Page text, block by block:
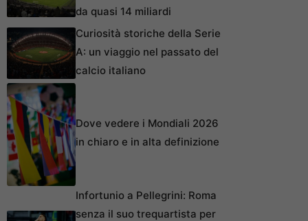
da quasi 14 miliardi
Curiosità storiche della Serie
A: un viaggio nel passato del
calcio italiano
Dove vedere i Mondiali 2026
in chiaro e in alta definizione
Infortunio a Pellegrini: Roma
senza il suo trequartista per